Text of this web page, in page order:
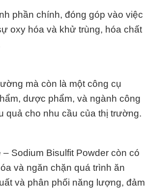
phần chính, đóng góp vào việc
oxy hóa và khử trùng, hóa chất
mà còn là một công cụ
dược phẩm, và ngành công
quả cho nhu cầu của thị trường.
Sodium Bisulfit Powder còn có
và ngăn chặn quá trình ăn
và phân phối năng lượng, đảm